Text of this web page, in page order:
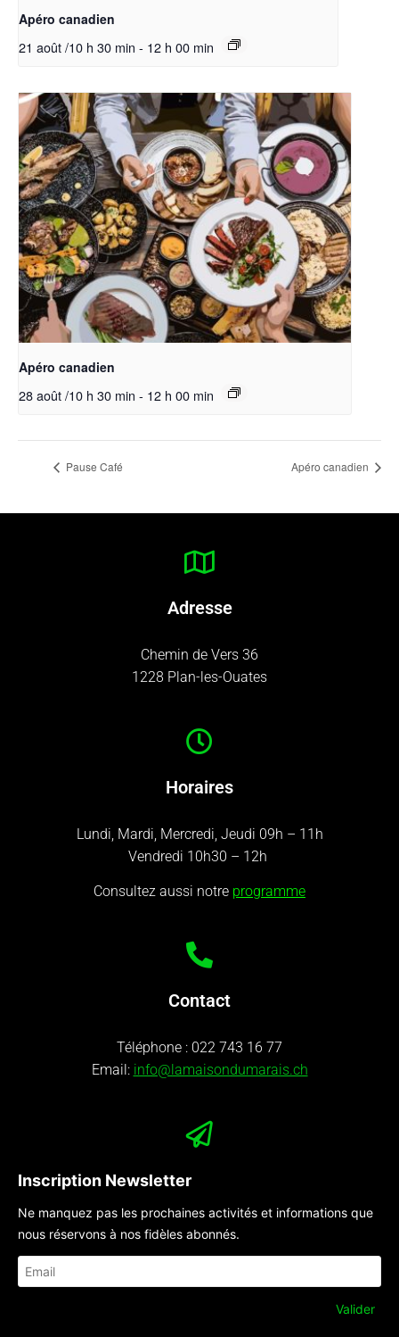
Apéro canadien
21 août /10 h 30 min - 12 h 00 min
Apéro canadien
28 août /10 h 30 min - 12 h 00 min
Pause Café Apéro canadien
Adresse
Chemin de Vers 36
1228 Plan-les-Ouates
Horaires
Lundi, Mardi, Mercredi, Jeudi 09h – 11h
Vendredi 10h30 – 12h
Consultez aussi notre programme
Contact
Téléphone : 022 743 16 77
Email: info@lamaisondumarais.ch
Inscription Newsletter
Ne manquez pas les prochaines activités et informations que
nous réservons à nos fidèles abonnés.